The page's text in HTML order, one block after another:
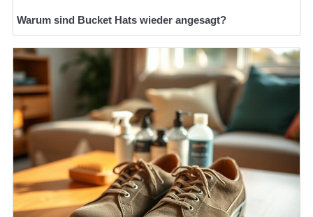
Warum sind Bucket Hats wieder angesagt?